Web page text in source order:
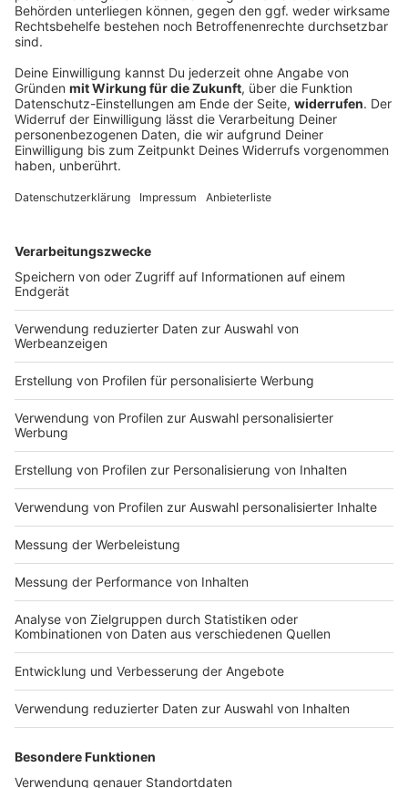
Europaweit gesuchter mutmaßlicher
Drogenhändler gefasst
Die Bundespolizei kontrolliert ein Auto an der
deutschen Grenze. Dabei geht ihr ein Mann ins Netz,
Umlauf gebracht haben soll.
DEINE GEMERKTEN ARTIKEL
Du hast dir noch keine Artikel gemerkt
Markiere sie hierfür mit einem
Impressum
Nutzungsbedingungen
Jobs
Presse
Werben
Archiv
Kontakt
Studio-Hotline
Verkehrs-Hotline
Newsletter